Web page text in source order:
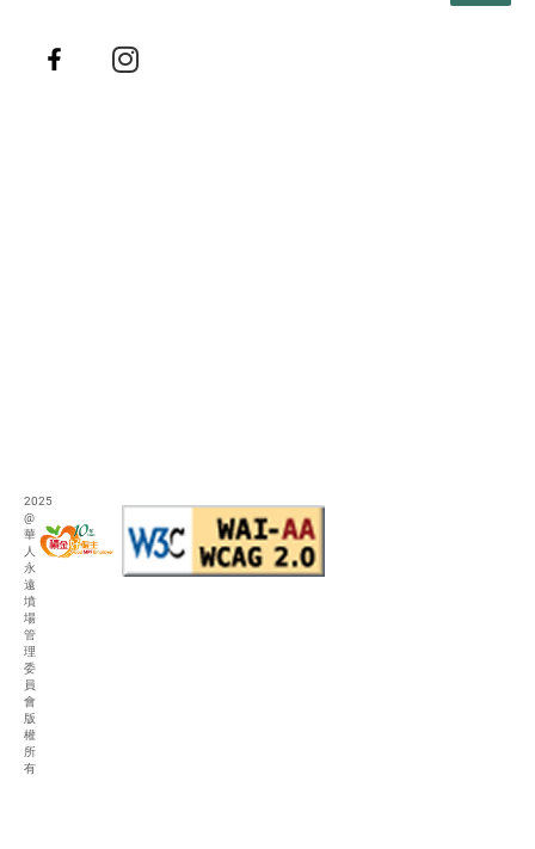
2025
@
華
人
永
遠
墳
場
管
理
委
員
會
版
權
所
有